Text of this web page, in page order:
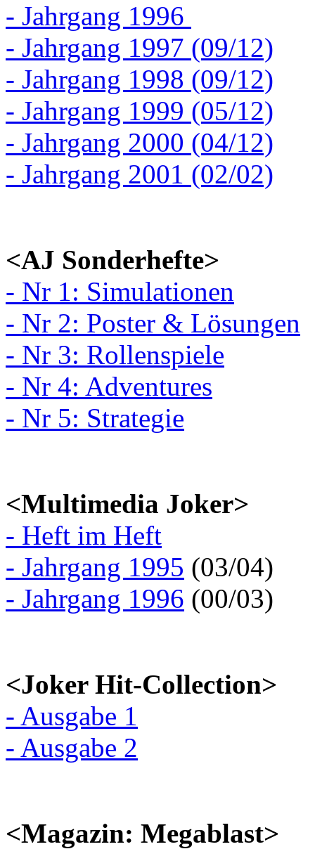
- Jahrgang 1996
- Jahrgang 1997 (09/12)
- Jahrgang 1998 (09/12)
- Jahrgang 1999 (05/12)
- Jahrgang 2000 (04/12)
- Jahrgang 2001 (02/02)
<AJ Sonderhefte>
- Nr 1: Simulationen
- Nr 2: Poster & Lösungen
- Nr 3: Rollenspiele
- Nr 4: Adventures
- Nr 5: Strategie
<Multimedia Joker>
- Heft im Heft
- Jahrgang 1995 (03/04)
- Jahrgang 1996 (00/03)
<Joker Hit-Collection>
- Ausgabe 1
- Ausgabe 2
<Magazin: Megablast>